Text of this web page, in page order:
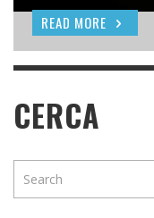
READ MORE
READ MORE
READ MORE
CERCA